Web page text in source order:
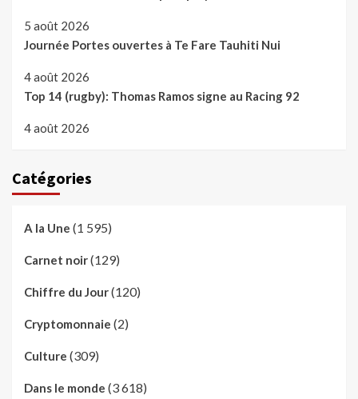
5 août 2026
Journée Portes ouvertes à Te Fare Tauhiti Nui
4 août 2026
Top 14 (rugby): Thomas Ramos signe au Racing 92
4 août 2026
Catégories
A la Une (1 595)
Carnet noir(129)
Chiffre du Jour(120)
Cryptomonnaie (2)
Culture (309)
Dans le monde (3 618)